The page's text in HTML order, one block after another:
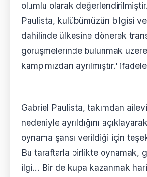
olumlu olarak
Paulista, kulübümüzün bilgisi
dahilinde ülkesine dönerek
görüşmelerinde bulunmak
kampımızdan ayrılmıştır.'
Gabriel Paulista, takımdan
nedeniyle ayrıldığını
oynama şansı verildiği için
Bu taraftarla birlikte oynamak,
ilgi... Bir de kupa kazanmak